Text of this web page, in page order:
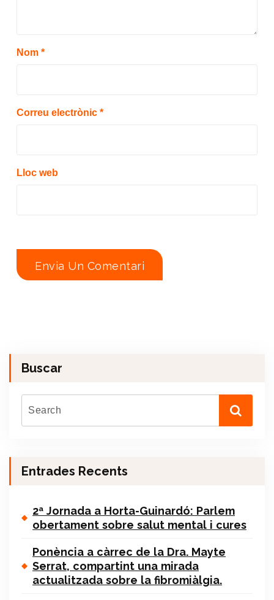
Nom *
Correu electrònic *
Lloc web
Buscar
Entrades Recents
2ª Jornada a Horta-Guinardó: Parlem
obertament sobre salut mental i cures
Ponència a càrrec de la Dra. Mayte
Serrat, compartint una mirada
actualitzada sobre la fibromiàlgia.